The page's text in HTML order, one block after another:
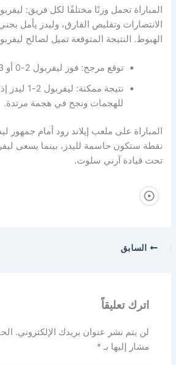
المباراة تحمل وزنًا مختلفًا لكل فريق:
الانتصارات وتقليص الفارق، وليدز يأمل
الهبوط. النتيجة المتوقعة تميل لصالح
توقع مرجح: فوز ليفربول 2-0 أو 3-0.
نتيجة
للهجمات ونجح في هجمة مرتدة.
المباراة على ملعب إيلاند رود أمام
نقطة ستكون حاسمة لليدز، بينما يسعى
تحت قيادة آرني سلوت.
السابق
اترك تعليقاً
لن يتم نشر عنوان بريدك الإلكتروني.
مشار إليها بـ*